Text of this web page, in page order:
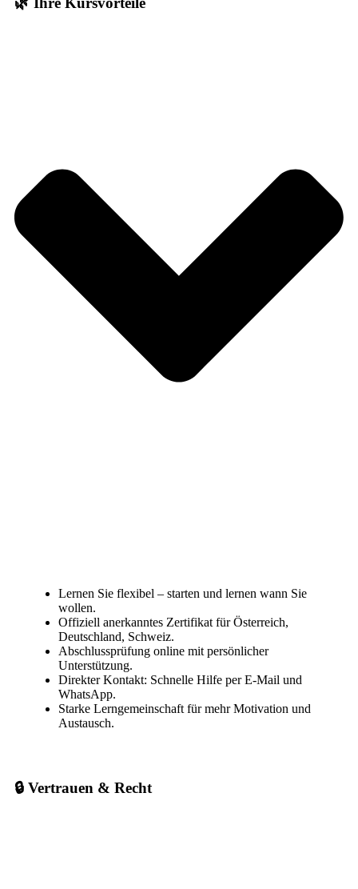
Lernen Sie flexibel – starten und lernen wann Sie
wollen.
Offiziell anerkanntes Zertifikat für Österreich,
Deutschland, Schweiz.
Abschlussprüfung online mit persönlicher
Unterstützung.
Direkter Kontakt: Schnelle Hilfe per E-Mail und
WhatsApp.
Starke Lerngemeinschaft für mehr Motivation und
Austausch.
🔒 Vertrauen & Recht